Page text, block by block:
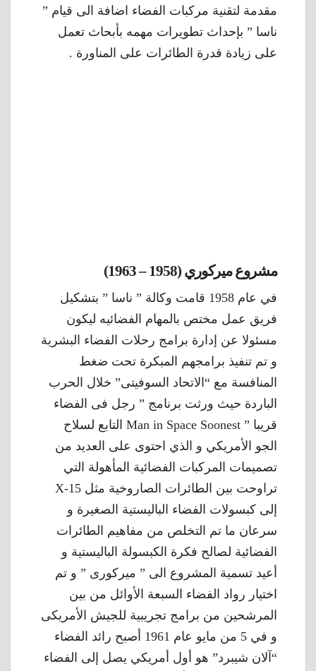
مقدمة لتقنية مركبات الفضاء اضافة الى قيام ”
ناسا ” بإحداث تطويرات مهمه بأبحاث تعمل
على زيادة قدرة الطائرات على المناورة .
مشروع ميركوري (1958 – 1963)
في عام 1958 قامت وكالة ” ناسا ” بتشكيل
فريق عمل مختص بالمهام الفضائيه ليكون
مسئولا عن إدارة برامج رحلات الفضاء البشرية
و تم تنفيذ برامجهم المبكرة تحت ضغط
المنافسة مع “الاتحاد السوفيتى” خلال الحرب
الباردة حيث ورثت برنامج ” رجل فى الفضاء
قريبا ” Man in Space Soonest التابع لسلاح
الجو الأمريكي و الذي احتوى على العديد من
تصميمات المركبات الفضائية المأهولة التي
تراوحت بين الطائرات الصاروخية مثل X-15
إلى كبسولات الفضاء الباليستية الصغيرة و
سرعان ما تم التخلص من مفاهيم الطائرات
الفضائية لصالح فكرة الكبسولة الباليستية و
أعيد تسمية المشروع الى ” ميركورى ” و تم
اختيار رواد الفضاء السبعة الأوائل من بين
المرشحين من برامج تجريبية للجيش الأمريكى
و في 5 من مايو عام 1961 أصبح رائد الفضاء
“آلان شيبرد” هو أول أمريكي يصل إلى الفضاء